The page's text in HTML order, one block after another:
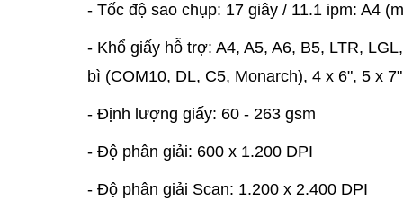
- Tốc độ sao chụp: 17 giây / 11.1 ipm: A4
- Khổ giấy hỗ trợ: A4, A5, A6, B5, LTR,
bì (COM10, DL, C5, Monarch), 4 x 6", 5 x
- Định lượng giấy: 60 - 263 gsm
- Độ phân giải: 600 x 1.200 DPI
- Độ phân giải Scan: 1.200 x 2.400 DPI